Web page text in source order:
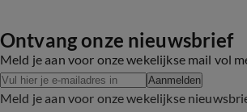
Ontvang onze nieuwsbrief
Meld je aan voor onze wekelijkse mail vol
Aanmelden
Meld je aan voor onze wekelijkse